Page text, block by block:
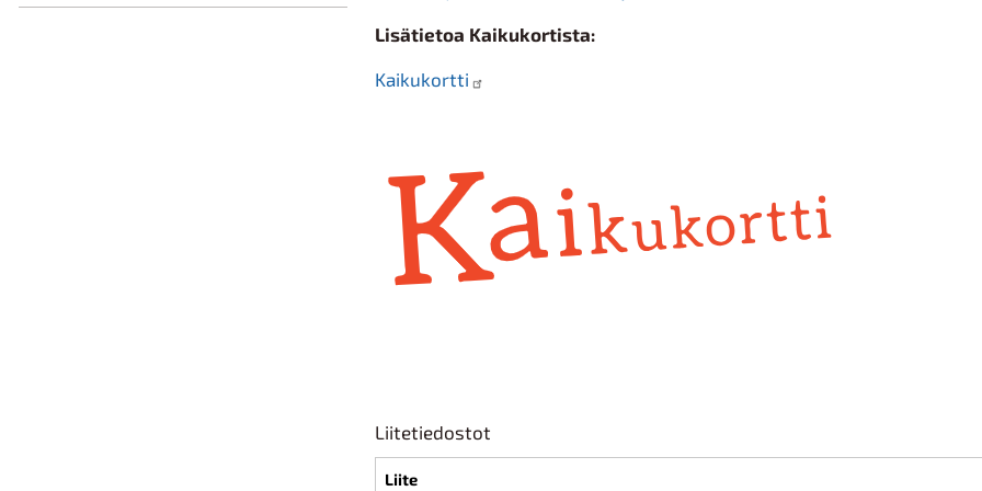
Lisätietoa Kaikukortista:
Kaikukortti
Liitetiedostot
Liite